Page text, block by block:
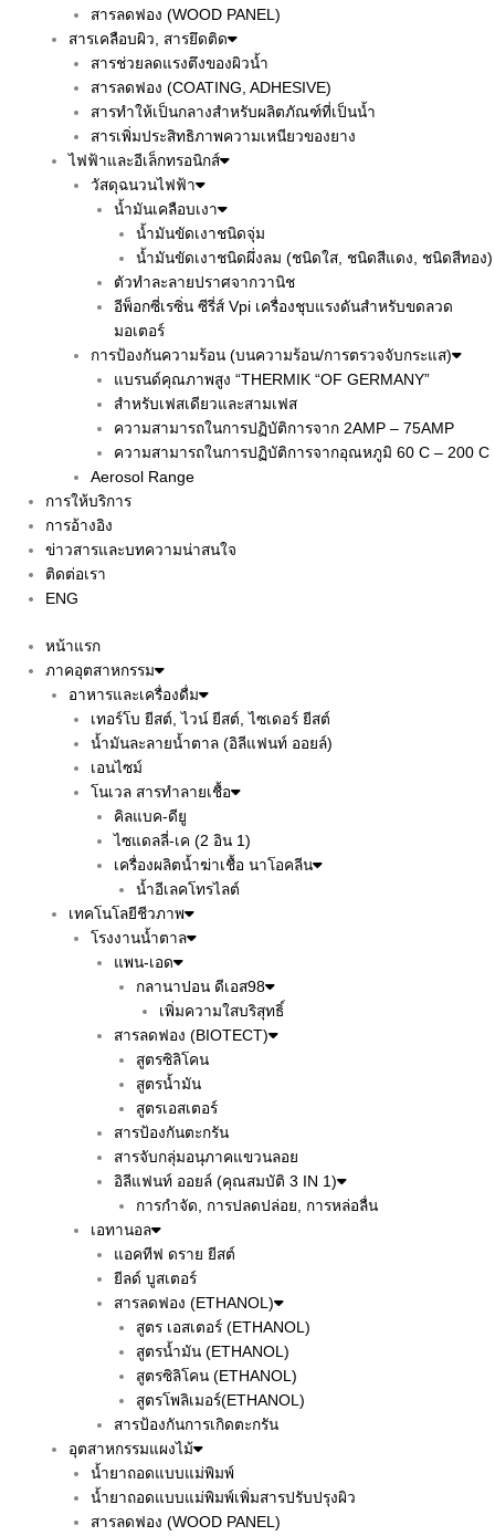
สารลดฟอง (WOOD PANEL)
สารเคลือบผิว, สารยึดติด
สารช่วยลดแรงตึงของผิวน้ำ
สารลดฟอง (COATING, ADHESIVE)
สารทำให้เป็นกลางสำหรับผลิตภัณฑ์ที่เป็นน้ำ
สารเพิ่มประสิทธิภาพความเหนียวของยาง
ไฟฟ้าและอีเล็กทรอนิกส์
วัสดุฉนวนไฟฟ้า
น้ำมันเคลือบเงา
น้ำมันขัดเงาชนิดจุ่ม
น้ำมันขัดเงาชนิดผึ่งลม (ชนิดใส, ชนิดสีแดง, ชนิดสีทอง)
ตัวทำละลายปราศจากวานิช
อีพ็อกซี่เรซิ่น ซีรี่ส์ Vpi เครื่องชุบแรงดันสำหรับขดลวด
มอเตอร์
การป้องกันความร้อน (บนความร้อน/การตรวจจับกระแส)
แบรนด์คุณภาพสูง “THERMIK “OF GERMANY”
สำหรับเฟสเดียวและสามเฟส
ความสามารถในการปฏิบัติการจาก 2AMP – 75AMP
ความสามารถในการปฏิบัติการจากอุณหภูมิ 60 C – 200 C
Aerosol Range
การให้บริการ
การอ้างอิง
ข่าวสารและบทความน่าสนใจ
ติดต่อเรา
ENG
หน้าแรก
ภาคอุตสาหกรรม
อาหารและเครื่องดื่ม
เทอร์โบ ยีสต์, ไวน์ ยีสต์, ไซเดอร์ ยีสต์
น้ำมันละลายน้ำตาล (อิลีแฟนท์ ออยล์)
เอนไซม์
โนเวล สารทำลายเชื้อ
คิลแบค-ดียู
ไซแดลลี่-เค (2 อิน 1)
เครื่องผลิตน้ำฆ่าเชื้อ นาโอคลีน
น้ำอีเลคโทรไลต์
เทคโนโลยีชีวภาพ
โรงงานน้ำตาล
แพน-เอด
กลานาปอน ดีเอส98
เพิ่มความใสบริสุทธิ์
สารลดฟอง (BIOTECT)
สูตรซิลิโคน
สูตรน้ำมัน
สูตรเอสเตอร์
สารป้องกันตะกรัน
สารจับกลุ่มอนุภาคแขวนลอย
อิลีแฟนท์ ออยล์ (คุณสมบัติ 3 IN 1)
การกำจัด, การปลดปล่อย, การหล่อลื่น
เอทานอล
แอคทีฟ ดราย ยีสต์
ยีลด์ บูสเตอร์
สารลดฟอง (ETHANOL)
สูตร เอสเตอร์ (ETHANOL)
สูตรน้ำมัน (ETHANOL)
สูตรซิลิโคน (ETHANOL)
สูตรโพลิเมอร์(ETHANOL)
สารป้องกันการเกิดตะกรัน
อุตสาหกรรมแผงไม้
น้ำยาถอดแบบแม่พิมพ์
น้ำยาถอดแบบแม่พิมพ์เพิ่มสารปรับปรุงผิว
สารลดฟอง (WOOD PANEL)